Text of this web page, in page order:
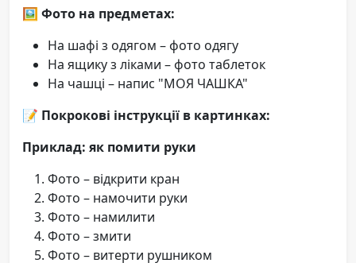
🖼️ Фото на предметах:
На шафі з одягом – фото одягу
На ящику з ліками – фото таблеток
На чашці – напис "МОЯ ЧАШКА"
📝 Покрокові інструкції в картинках:
Приклад: як помити руки
Фото – відкрити кран
Фото – намочити руки
Фото – намилити
Фото – змити
Фото – витерти рушником